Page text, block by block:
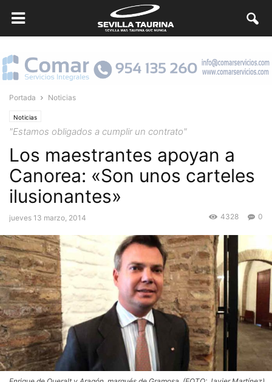
Portada Noticias
Noticias
"Estamos obligados a cumplir un contrato"
Los maestrantes apoyan a
Canorea: «Son unos carteles
ilusionantes»
jueves 13 marzo, 2014 0
4328